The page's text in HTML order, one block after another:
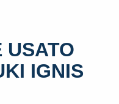
USATO
IGNIS